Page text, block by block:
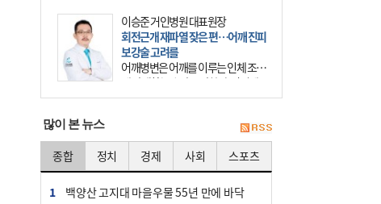
이승준 거인병원 대표원장
회전근개 재파열 잦은 편…어깨 진피
보강술 고려를
어깨병변은 어깨를 이루는 인체 조직
에 발생하는 손상을 말한다. 여기에
는 오십견과 회전근개 증후군, 어깨
많이 본 뉴스
종합 정치 경제 사회 스포츠
1
백양산 고지대 마을우물 55년 만에 바닥